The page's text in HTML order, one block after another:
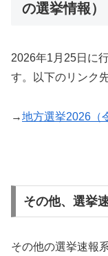
の選挙情報）
2026年1月25日に
す。以下のリンク
→地方選挙2026（
その他、選挙
その他の選挙速報